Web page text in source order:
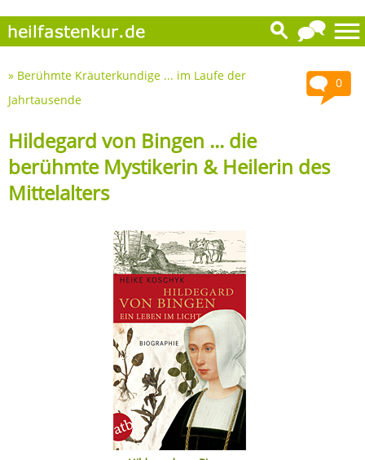
0
» Berühmte Kräuterkundige ... im Laufe der
Jahrtausende
Hildegard von Bingen ... die
berühmte Mystikerin & Heilerin des
Mittelalters